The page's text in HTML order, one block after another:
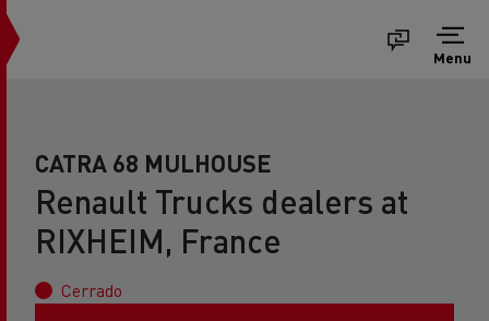
Menu
CATRA 68 MULHOUSE
Renault Trucks dealers at
RIXHEIM, France
Cerrado